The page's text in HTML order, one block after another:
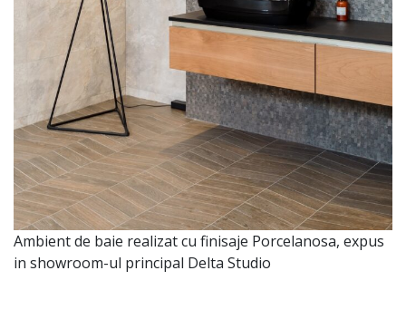
Ambient de baie realizat cu finisaje Porcelanosa, expus
in showroom-ul principal Delta Studio